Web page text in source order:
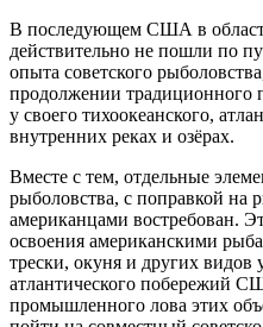
В последующем США в
действительно не пошли по
опыта советского
продолжении традиционного
у своего тихоокеанского,
внутренних реках и озёрах.
Вместе с тем, отдельные
рыболовства, с поправкой на
американцами востребован.
освоения американскими
трески, окуня и других видов
атлантического побережий
промышленного лова этих